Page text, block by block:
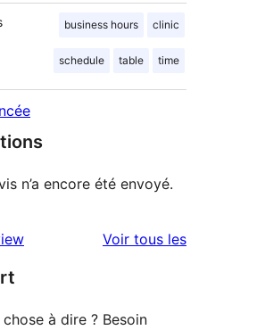
business hours clinic
schedule table time
n’a encore été envoyé.
Voir tous lesavis
chose à dire ? Besoin